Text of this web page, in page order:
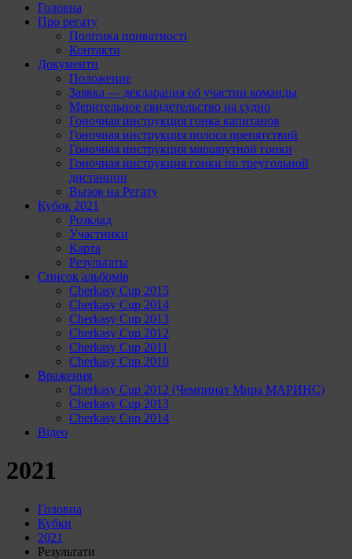
Головна
Про регату
Політика приватності
Контакти
Документи
Положение
Заявка — декларация об участии команды
Мерительное свидетельство на судно
Гоночная инструкция гонка капитанов
Гоночная инструкция полоса препятствий
Гоночная инструкция маршрутной гонки
Гоночная инструкция гонки по треугольной
дистанции
Вызов на Регату
Кубок 2021
Розклад
Участники
Карта
Результаты
Список альбомів
Cherkasy Cup 2015
Cherkasy Cup 2014
Cherkasy Cup 2013
Cherkasy Cup 2012
Cherkasy Cup 2011
Cherkasy Cup 2010
Враження
Cherkasy Cup 2012 (Чемпинат Мира МАРИНС)
Cherkasy Cup 2013
Cherkasy Cup 2014
Відео
2021
Головна
Кубки
2021
Результати